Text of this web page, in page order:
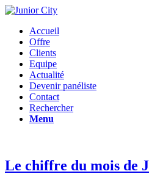
Accueil
Offre
Clients
Equipe
Actualité
Devenir panéliste
Contact
Rechercher
Menu
Le chiffre du mois de